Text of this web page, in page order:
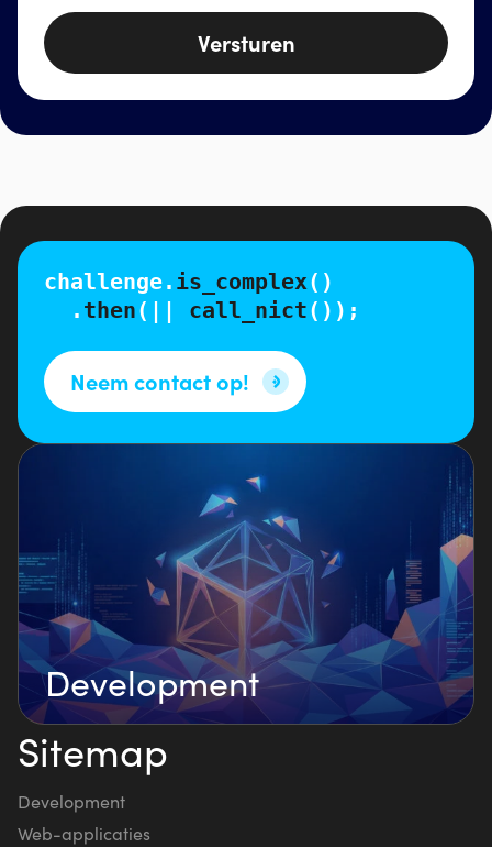
Versturen
challenge. is_complex()
. then(|| call_nict());
Neem contact op!
Development
Sitemap
Development
Web-applicaties